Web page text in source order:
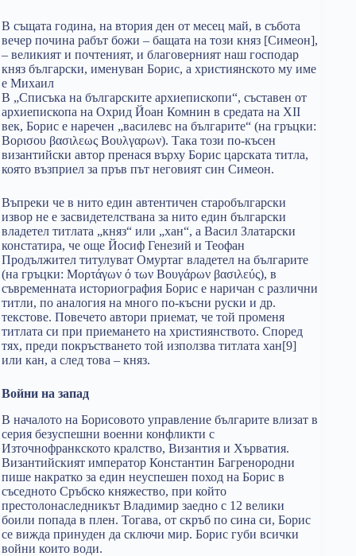
В същата година, на втория ден от месец май, в събота
вечер почина рабът божи – бащата на този княз [Симеон],
– великият и почтеният, и благоверният наш господар
княз български, именуван Борис, а християнското му име
е Михаил
В „Списъка на българските архиепископи“, съставен от
архиепископа на Охрид Йоан Комнин в средата на XII
век, Борис е наречен „василевс на българите“ (на гръцки:
Βορισου βασιλεως Βουλγαρων). Така този по-късен
византийски автор пренася върху Борис царската титла,
която възприел за пръв път неговият син Симеон.
Въпреки че в нито един автентичен старобългарски
извор не е засвидетелствана за нито един български
владетел титлата „княз“ или „хан“, а Васил Златарски
констатира, че още Йосиф Генезий и Теофан
Продължител титулуват Омуртаг владетел на българите
(на гръцки: Μορτάγων ό των Βουγάρων βασιλεύς), в
съвременната историография Борис е наричан с различни
титли, по аналогия на много по-късни руски и др.
текстове. Повечето автори приемат, че той променя
титлата си при приемането на християнството. Според
тях, преди покръстването той използва титлата хан[9]
или кан, а след това – княз.
Войни на запад
В началото на Борисовото управление българите влизат в
серия безуспешни военни конфликти с
Източнофранкското кралство, Византия и Хърватия.
Византийският император Константин Багренородни
пише накратко за един неуспешен поход на Борис в
съседното Сръбско княжество, при който
престолонаследникът Владимир заедно с 12 велики
боили попада в плен. Тогава, от скръб по сина си, Борис
се вижда принуден да сключи мир. Борис губи всички
войни които води.